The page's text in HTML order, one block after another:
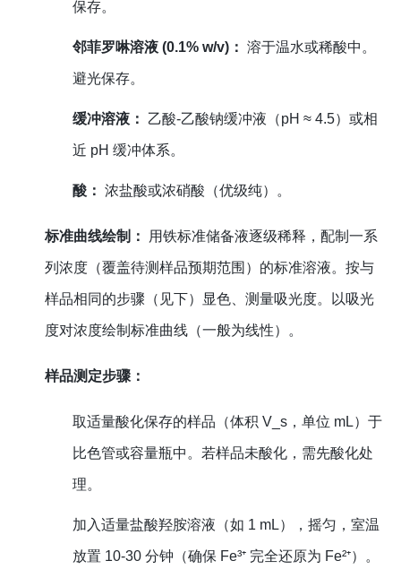
保存。
邻菲罗啉溶液 (0.1% w/v)： 溶于温水或稀酸中。
避光保存。
缓冲溶液： 乙酸-乙酸钠缓冲液（pH ≈ 4.5）或相
近 pH 缓冲体系。
酸： 浓盐酸或浓硝酸（优级纯）。
标准曲线绘制： 用铁标准储备液逐级稀释，配制一系
列浓度（覆盖待测样品预期范围）的标准溶液。按与
样品相同的步骤（见下）显色、测量吸光度。以吸光
度对浓度绘制标准曲线（一般为线性）。
样品测定步骤：
取适量酸化保存的样品（体积 V_s，单位 mL）于
比色管或容量瓶中。若样品未酸化，需先酸化处
理。
加入适量盐酸羟胺溶液（如 1 mL），摇匀，室温
放置 10-30 分钟（确保 Fe³⁺ 完全还原为 Fe²⁺）。